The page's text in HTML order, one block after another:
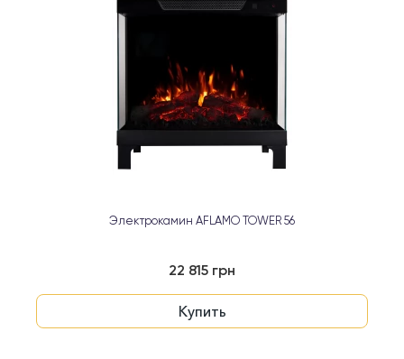
Электрокамин AFLAMO TOWER 56
22 815 грн
Купить